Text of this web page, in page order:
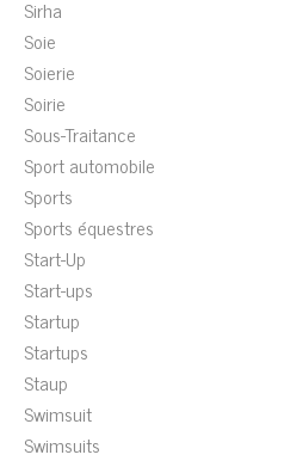
Sirha
Soie
Soierie
Soirie
Sous-Traitance
Sport automobile
Sports
Sports équestres
Start-Up
Start-ups
Startup
Startups
Staup
Swimsuit
Swimsuits